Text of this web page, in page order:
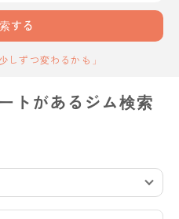
する
しずつ変わるかも」
トがあるジム検索